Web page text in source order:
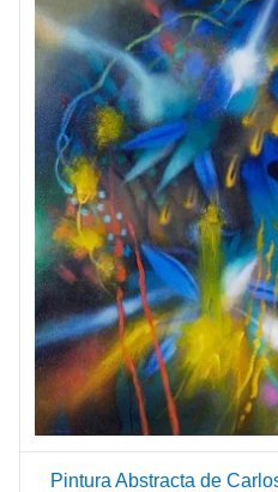
Pintura Abstracta de